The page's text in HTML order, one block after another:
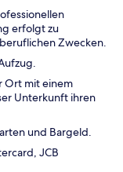
erfolgt zu
Zwecken.
Ort mit einem
Unterkunft ihren
und Bargeld.
JCB